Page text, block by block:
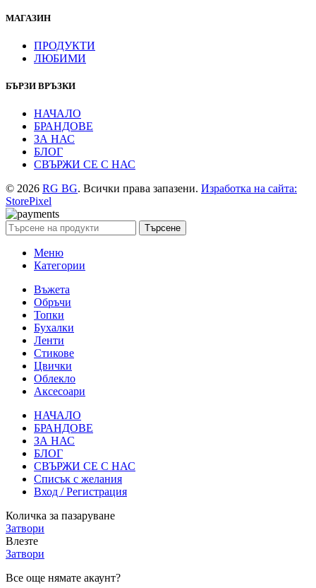
МАГАЗИН
ПРОДУКТИ
ЛЮБИМИ
БЪРЗИ ВРЪЗКИ
НАЧАЛО
БРАНДОВЕ
ЗА НАС
БЛОГ
СВЪРЖИ СЕ С НАС
© 2026 RG BG. Всички права запазени. Изработка на сайта:
StorePixel
Търсене
Меню
Категории
Въжета
Обръчи
Топки
Бухалки
Ленти
Стикове
Цвички
Облекло
Аксесоари
НАЧАЛО
БРАНДОВЕ
ЗА НАС
БЛОГ
СВЪРЖИ СЕ С НАС
Списък с желания
Вход / Регистрация
Количка за пазаруване
Затвори
Влезте
Затвори
Все още нямате акаунт?